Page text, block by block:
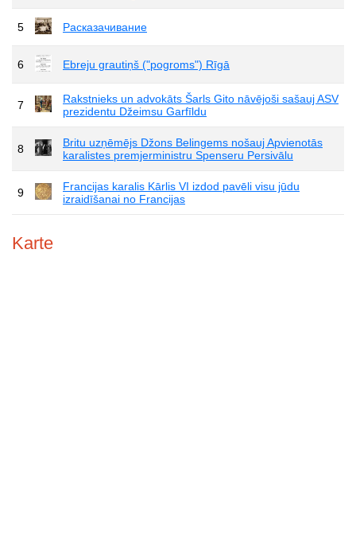
5 Расказачивание
6 Ebreju grautiņš ("pogroms") Rīgā
7
Rakstnieks un advokāts Šarls Gito nāvējoši sašauj ASV
prezidentu Džeimsu Garfīldu
8
Britu uzņēmējs Džons Belingems nošauj Apvienotās
karalistes premjerministru Spenseru Persivālu
9
Francijas karalis Kārlis VI izdod pavēli visu jūdu
izraidīšanai no Francijas
Karte